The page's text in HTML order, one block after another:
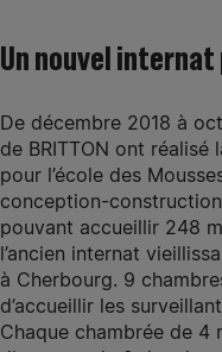
Un nouvel
De décembre 2018 à
de BRITTON ont réalisé
pour l’école des
conception-
pouvant accueillir 248
l’ancien internat
à Cherbourg. 9
d’accueillir les
Chaque chambrée de 4